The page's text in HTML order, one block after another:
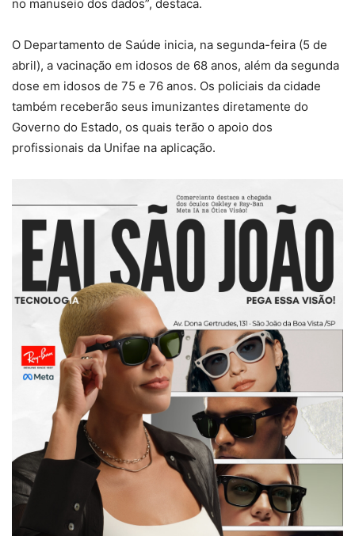
no manuseio dos dados”, destaca.
O Departamento de Saúde inicia, na segunda-feira (5 de
abril), a vacinação em idosos de 68 anos, além da segunda
dose em idosos de 75 e 76 anos. Os policiais da cidade
também receberão seus imunizantes diretamente do
Governo do Estado, os quais terão o apoio dos
profissionais da Unifae na aplicação.